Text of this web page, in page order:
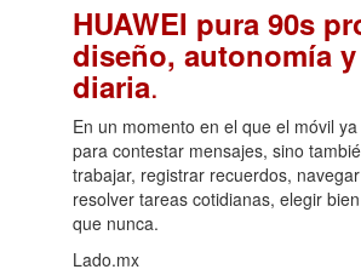
HUAWEI pura 90s
diseño, autonomía
diaria.
En un momento en el que el móvil
para contestar mensajes, sino
trabajar, registrar recuerdos,
resolver tareas cotidianas, elegir
que nunca.
Lado.mx